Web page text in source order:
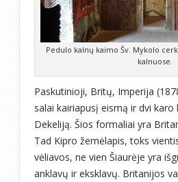
Pedulo kalnų kaimo Šv. Mykolo
kalnuose.
Paskutinioji, Britų, Imperija
salai kairiapusį eismą ir dvi
Dekeliją. Šios formaliai yra
Tad Kipro žemėlapis, toks
vėliavos, ne vien Šiaurėje yra
anklavų ir eksklavų. Britanijos